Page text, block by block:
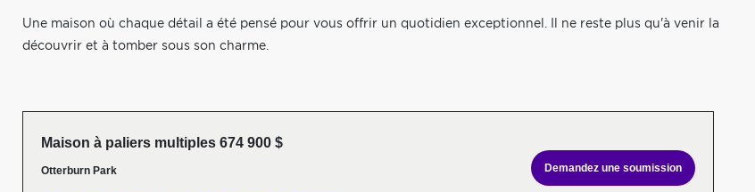
Une maison où chaque détail a été pensé pour vous offrir un quotidien exceptionnel. Il ne reste plus qu'à venir la
découvrir et à tomber sous son charme.
Maison à paliers multiples 674 900 $
Otterburn Park Demandez une soumission